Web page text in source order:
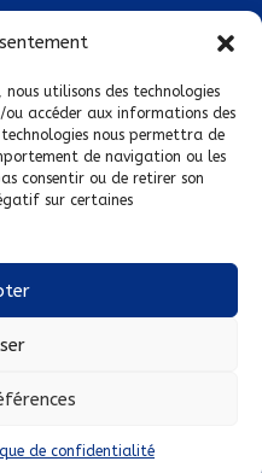
nous utilisons des technologies
ou accéder aux informations des
nous permettra de
de navigation ou les
consentir ou de retirer son
sur certaines
de confidentialité
·e !
!